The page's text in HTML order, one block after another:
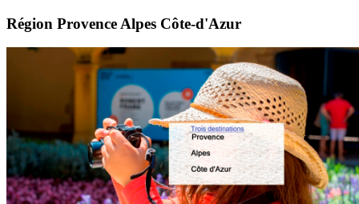
Région Provence Alpes Côte-d'Azur